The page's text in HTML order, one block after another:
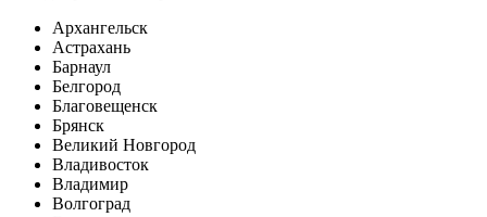
Архангельск
Астрахань
Барнаул
Белгород
Благовещенск
Брянск
Великий Новгород
Владивосток
Владимир
Волгоград